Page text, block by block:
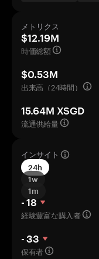
メトリクス
$12.19M
時価総額
$0.53M
出来高（24時間）
15.64M XSGD
流通供給量
インサイト
24h
1w
1m
- 18
経験豊富な購入者
- 33
保有者